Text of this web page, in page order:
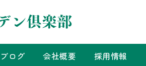
ブログ 会社概要 採用情報